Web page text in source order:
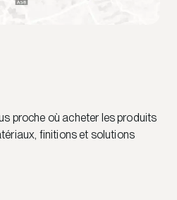
proche où acheter les produits
finitions et solutions